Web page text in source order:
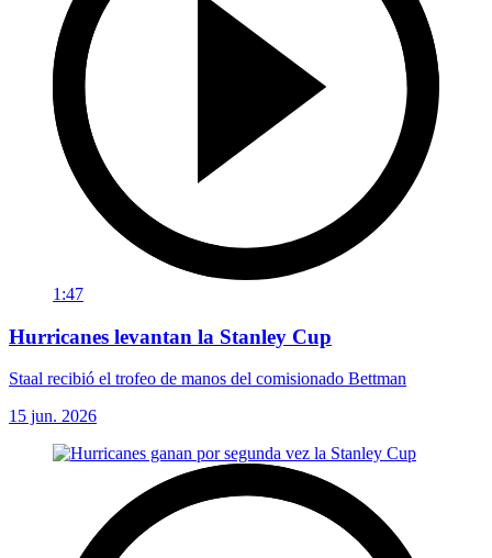
1:47
Hurricanes levantan la Stanley Cup
Staal recibió el trofeo de manos del comisionado Bettman
15 jun. 2026